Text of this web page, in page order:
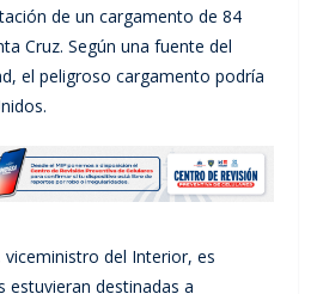
de un cargamento de 84
Cruz. Según una fuente del
el peligroso cargamento podría
viceministro del Interior, es
estuvieran destinadas a